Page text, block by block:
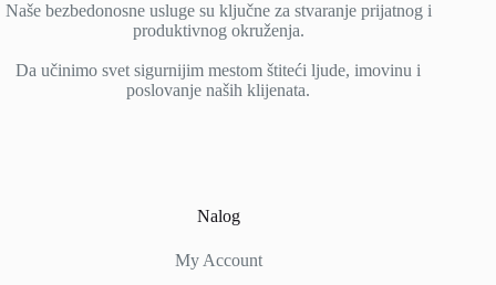
Naše bezbedonosne usluge su ključne za stvaranje prijatnog i
produktivnog okruženja.
Da učinimo svet sigurnijim mestom štiteći ljude, imovinu i
poslovanje naših klijenata.
Nalog
My Account